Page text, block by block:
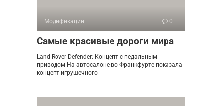
Модификации 0
Самые красивые дороги мира
Land Rover Defender: Концепт с педальным
приводом На автосалоне во Франкфурте показала
концепт игрушечного